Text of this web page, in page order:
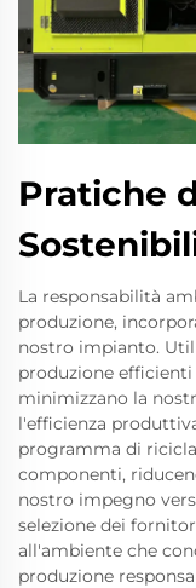
Pratiche
La responsabilità
produzione,
nostro impianto.
produzione
minimizzano la
l'efficienza
programma di
componenti,
nostro impegno
selezione dei
all'ambiente che
produzione